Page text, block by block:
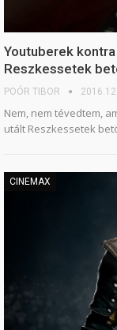
Youtuberek
Reszkessetek
POÓR TIBOR
Nem, nem tévedtem,
utált Reszkessetek
CINEMAX